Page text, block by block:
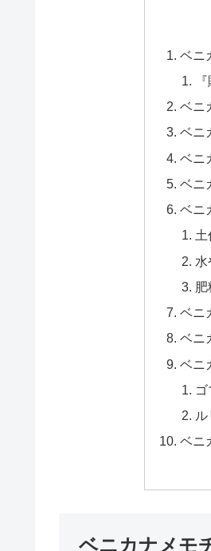
ベニ
ベニ
ベニ
ベニ
ベニ
ベニ
土
水
肥
ベニ
ベニ
ベニ
ル
ベニ
ベニカナメモ